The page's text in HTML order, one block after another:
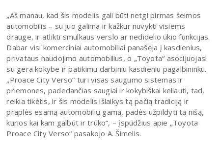
„Aš manau, kad šis modelis gali būti netgi pirmas šeimos
automobilis – su juo galima ir kažkur nuvykti visiems
drauge, ir atlikti smulkaus verslo ar nedidelio ūkio funkcijas.
Dabar visi komerciniai automobiliai panašėja į kasdienius,
privataus naudojimo automobilius, o „Toyota“ asocijuojasi
su gera kokybe ir patikimu darbiniu kasdieniu pagalbininku.
„Proace City Verso“ turi visas saugumo sistemas ir
priemones, padedančias saugiai ir kokybiškai keliauti, tad,
reikia tikėtis, ir šis modelis išlaikys tą pačią tradiciją ir
praplės esamą automobilių gamą, padės užpildyti tą nišą,
kurios kai kam galbūt ir trūko“, – įspūdžius apie „Toyota
Proace City Verso“ pasakojo A. Šimelis.